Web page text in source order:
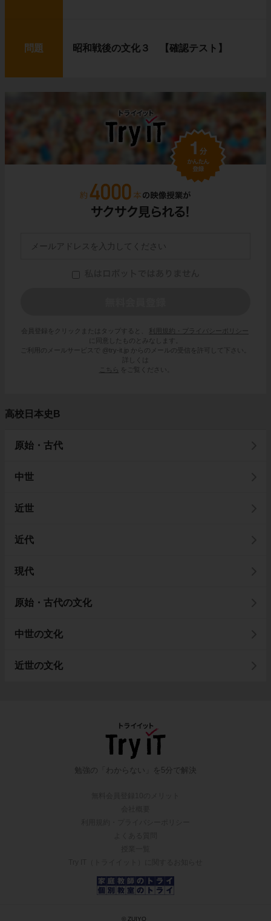
問題 昭和戦後の文化３ 【確認テスト】
会員登録をクリックまたはタップすると、
利用規約・プライバシーポリシー
に同意したものとみなします。
ご利用のメールサービスで @try-it.jp からのメールの受信を許可して下さい。
詳しくは
こちら
をご覧ください。
高校日本史B
原始・古代
中世
近世
近代
現代
原始・古代の文化
中世の文化
近世の文化
勉強の「わからない」を5分で解決
© ZUIYO